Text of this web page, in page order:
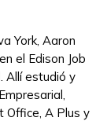
York, Aaron
el Edison Job
Allí estudió y
Office, A Plus y